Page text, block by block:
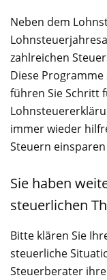
Neben dem
zahlreichen
Diese
führen Sie Schritt
immer wieder
Steuern
Sie haben
steuerlichen
Bitte klären Sie
steuerliche
Steuerberater